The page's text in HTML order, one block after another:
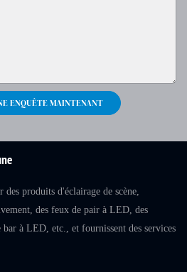
ENQUÊTE MAINTENANT
des produits d'éclairage de scène,
des feux de pair à LED, des
à LED, etc., et fournissent des services